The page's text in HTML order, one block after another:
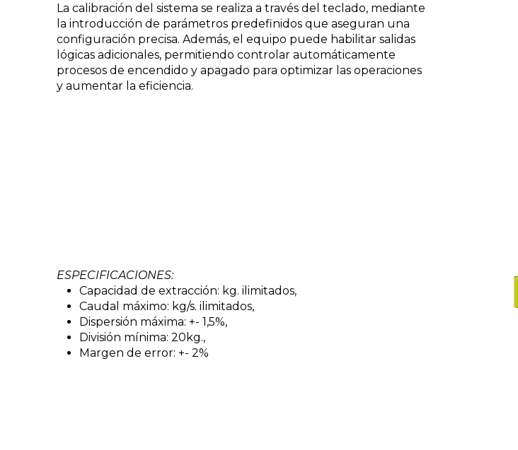
La calibración del sistema se realiza a través del teclado, mediante
la introducción de parámetros predefinidos que aseguran una
configuración precisa. Además, el equipo puede habilitar salidas
lógicas adicionales, permitiendo controlar automáticamente
procesos de encendido y apagado para optimizar las operaciones
y aumentar la eficiencia.
ESPECIFICACIONES:
Capacidad de extracción: kg. ilimitados,
Caudal máximo: kg/s. ilimitados,
Dispersión máxima: +- 1,5%,
División mínima: 20kg.,
Margen de error: +- 2%